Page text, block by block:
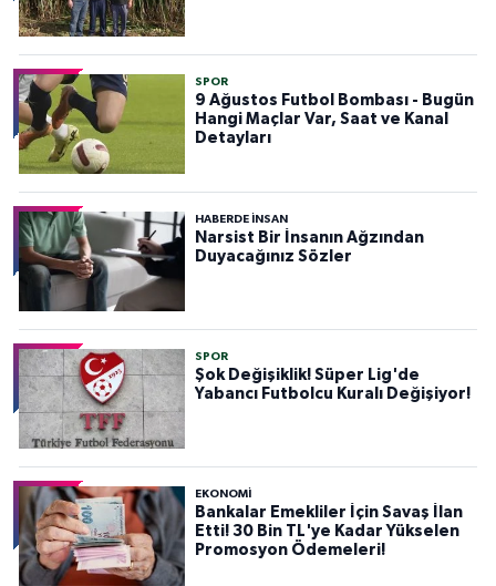
SPOR
9 Ağustos Futbol Bombası - Bugün
Hangi Maçlar Var, Saat ve Kanal
Detayları
HABERDE INSAN
Narsist Bir İnsanın Ağzından
Duyacağınız Sözler
SPOR
Şok Değişiklik! Süper Lig'de
Yabancı Futbolcu Kuralı Değişiyor!
EKONOMİ
Bankalar Emekliler İçin Savaş İlan
Etti! 30 Bin TL'ye Kadar Yükselen
Promosyon Ödemeleri!